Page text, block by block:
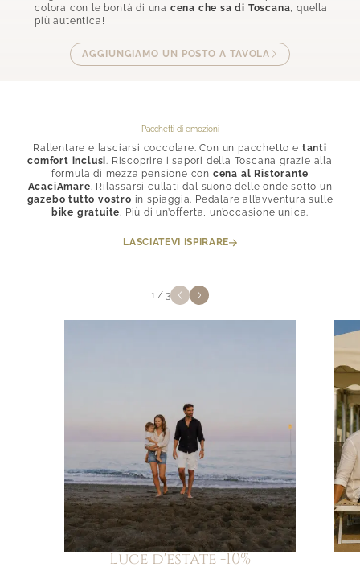
colora con le bontà di una cena che sa di Toscana , quella
più autentica!
AGGIUNGIAMO UN POSTO A TAVOLA
Pacchetti di emozioni
Rallentare e lasciarsi coccolare. Con un pacchetto e tanti
comfort inclusi. Riscoprire i sapori della Toscana grazie alla
formula di mezza pensione con cena al Ristorante
AcaciAmare. Rilassarsi cullati dal suono delle onde sotto un
gazebo tutto vostro in spiaggia. Pedalare all’avventura sulle
bike gratuite. Più di un’offerta, un’occasione unica.
LASCIATEVI ISPIRARE
1 / 3
Luce d'estate -10%